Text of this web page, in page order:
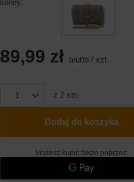
kolory
89,99 zł brutto / szt.
z 2 szt.
Dodaj do koszyka
Możesz kupić także poprzez: